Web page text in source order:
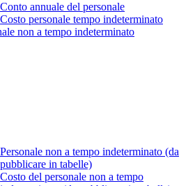
Conto annuale del personale
Costo personale tempo indeterminato
non a tempo indeterminato
Personale non a tempo indeterminato (da
pubblicare in tabelle)
Costo del personale non a tempo